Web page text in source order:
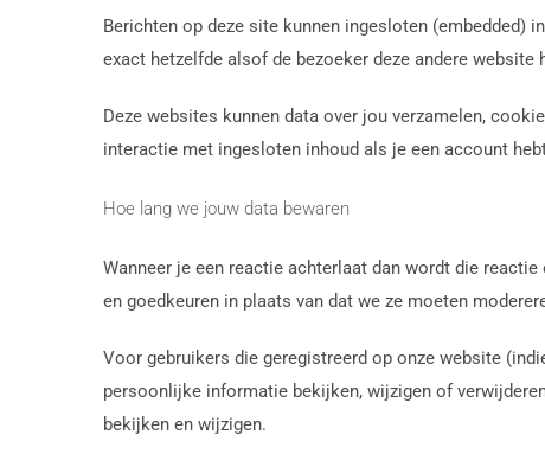
Berichten op deze site kunnen ingesloten (embedded)
exact hetzelfde alsof de bezoeker deze andere website
Deze websites kunnen data over jou verzamelen,
interactie met ingesloten inhoud als je een account
Hoe lang we jouw data bewaren
Wanneer je een reactie achterlaat dan wordt die
en goedkeuren in plaats van dat we ze moeten
Voor gebruikers die geregistreerd op onze website
persoonlijke informatie bekijken, wijzigen of
bekijken en wijzigen.